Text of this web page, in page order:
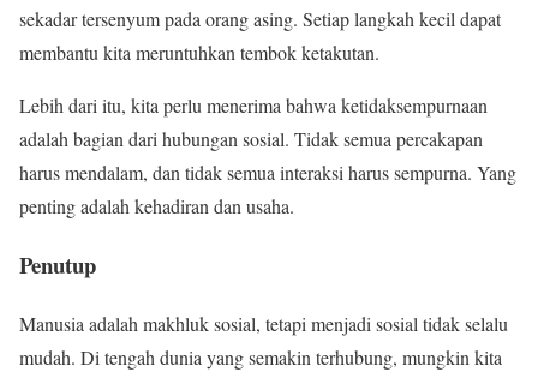
sekadar tersenyum pada orang asing. Setiap langkah kecil dapat
membantu kita meruntuhkan tembok ketakutan.
Lebih dari itu, kita perlu menerima bahwa ketidaksempurnaan
adalah bagian dari hubungan sosial. Tidak semua percakapan
harus mendalam, dan tidak semua interaksi harus sempurna. Yang
penting adalah kehadiran dan usaha.
Penutup
Manusia adalah makhluk sosial, tetapi menjadi sosial tidak selalu
mudah. Di tengah dunia yang semakin terhubung, mungkin kita